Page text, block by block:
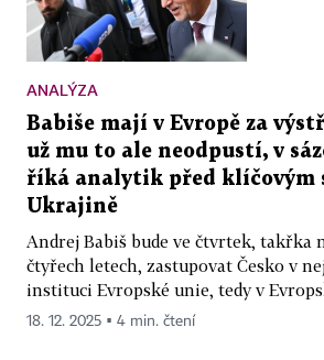
ANALÝZA
Babiše mají v Evropě za
už mu to ale neodpustí, v
říká analytik před klíčovým
Ukrajině
Andrej Babiš bude ve čtvrtek, takřka
čtyřech letech, zastupovat Česko v
instituci Evropské unie, tedy v
18. 12. 2025 ▪ 4 min. čtení